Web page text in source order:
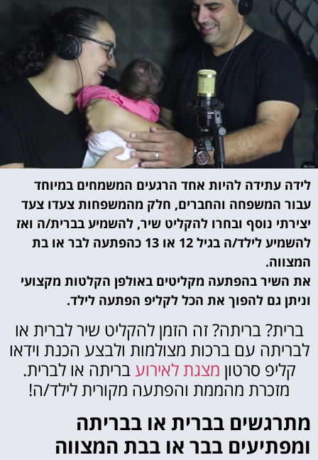
לידה עתידה להיות אחד הרגעים המשמחים במיוחד
עבור המשפחה והחברים, חלק מהמשפחות צעדו צעד
יצירתי נוסף ובחרו להקליט שיר, להשמיע בברית/ה ואז
להשמיע לילד/ה בגיל 12 או 13 כהפתעה לבר או בת
המצווה.
את השיר בהפתעה מקליטים באולפן הקלטות מקצועי
וניתן גם להפוך את הכל לקליפ הפתעה לילד.
ברית? בריתה? זה הזמן להקליט שיר לברית או
לבריתה עם ברכות מצולמות ולבצע הכנת וידאו
קליפ סרטון מצגת לאירועבריתה או לברית.
מזכרת מהממת והפתעה מקורית לילד/ה!
מתרגשים בברית או בבריתה
ומפתיעים בבר או בבת המצווה